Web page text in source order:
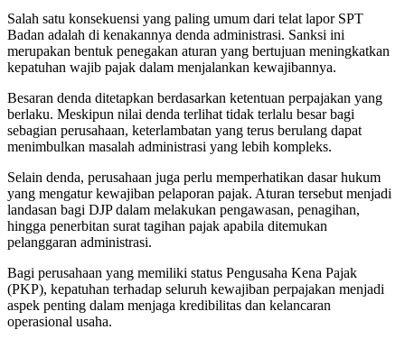
Salah satu konsekuensi yang paling umum dari telat lapor SPT
Badan adalah di kenakannya denda administrasi. Sanksi ini
merupakan bentuk penegakan aturan yang bertujuan meningkatkan
kepatuhan wajib pajak dalam menjalankan kewajibannya.
Besaran denda ditetapkan berdasarkan ketentuan perpajakan yang
berlaku. Meskipun nilai denda terlihat tidak terlalu besar bagi
sebagian perusahaan, keterlambatan yang terus berulang dapat
menimbulkan masalah administrasi yang lebih kompleks.
Selain denda, perusahaan juga perlu memperhatikan dasar hukum
yang mengatur kewajiban pelaporan pajak. Aturan tersebut menjadi
landasan bagi DJP dalam melakukan pengawasan, penagihan,
hingga penerbitan surat tagihan pajak apabila ditemukan
pelanggaran administrasi.
Bagi perusahaan yang memiliki status Pengusaha Kena Pajak
(PKP), kepatuhan terhadap seluruh kewajiban perpajakan menjadi
aspek penting dalam menjaga kredibilitas dan kelancaran
operasional usaha.